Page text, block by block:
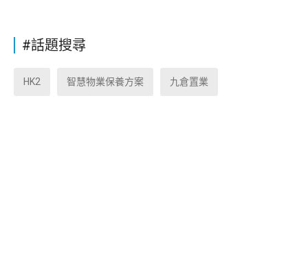
#話題搜尋
HK2 智慧物業保養方案 九倉置業